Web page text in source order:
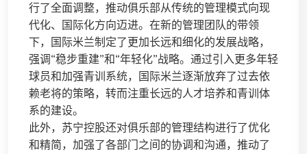
行了全面调整，推动俱乐部从传统的管理模式向现
代化、国际化方向迈进。在新的管理团队的带领
下，国际米兰制定了更加长远和细化的发展战略，
强调“稳步重建”和“年轻化”战略。通过引入更多年轻
球员和加强青训系统，国际米兰逐渐放弃了过去依
赖老将的策略，转而注重长远的人才培养和青训体
系的建设。
此外，苏宁控股还对俱乐部的管理结构进行了优化
和精简，加强了各部门之间的协调和沟通，推动了